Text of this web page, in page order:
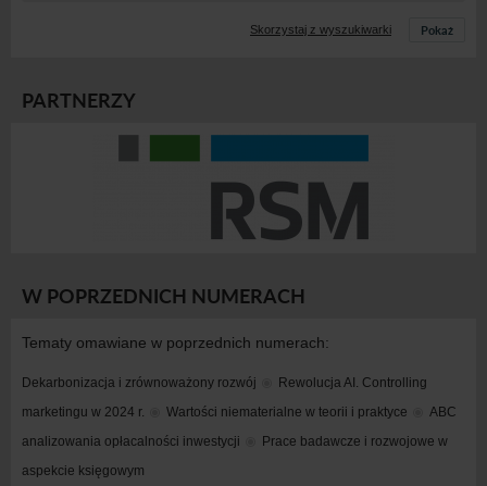
Skorzystaj z wyszukiwarki Pokaż
PARTNERZY
W POPRZEDNICH NUMERACH
Tematy omawiane w poprzednich numerach:
Dekarbonizacja i zrównoważony rozwój
Rewolucja AI. Controlling
marketingu w 2024 r.
Wartości niematerialne w teorii i praktyce
ABC
analizowania opłacalności inwestycji
Prace badawcze i rozwojowe w
aspekcie księgowym